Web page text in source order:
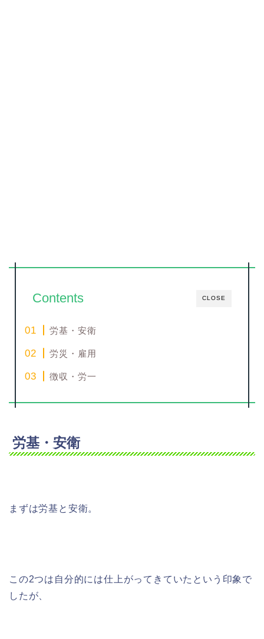
CLOSE
Contents
労基・安衛
労災・雇用
徴収・労一
労基・安衛
まずは労基と安衛。
この2つは自分的には仕上がってきていたという印象で
したが、